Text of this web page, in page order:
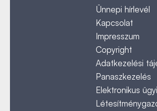
Ünnepi hírlevél
Kapcsolat
Impresszum
Copyright
Adatkezelési
Panaszkezelés
Elektronikus